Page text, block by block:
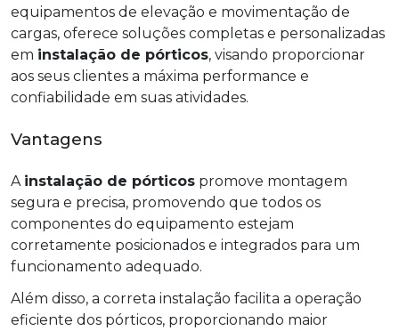
equipamentos de elevação e movimentação de
cargas, oferece soluções completas e personalizadas
em instalação de pórticos, visando proporcionar
aos seus clientes a máxima performance e
confiabilidade em suas atividades.
Vantagens
A instalação de pórticos promove montagem
segura e precisa, promovendo que todos os
componentes do equipamento estejam
corretamente posicionados e integrados para um
funcionamento adequado.
Além disso, a correta instalação facilita a operação
eficiente dos pórticos, proporcionando maior